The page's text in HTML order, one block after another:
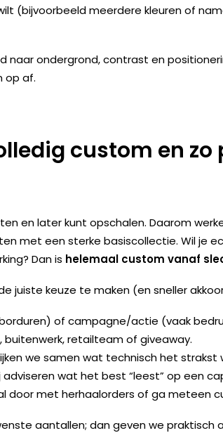
(bijvoorbeeld meerdere kleuren of
naar ondergrond, contrast en
op af.
custom en zo
en later kunt opschalen. Daarom
met een sterke basiscollectie. Wil je
Dan is helemaal custom vanaf
juiste keuze te maken (en sneller
of campagne/actie (vaak
retailteam of giveaway.
we samen wat technisch het strakst
wat het best “leest” op een
door met herhaalorders of ga meteen
aantallen; dan geven we